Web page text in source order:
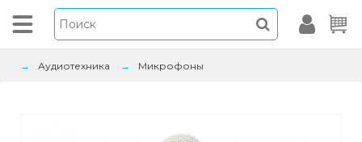
Аудиотехника Микрофоны